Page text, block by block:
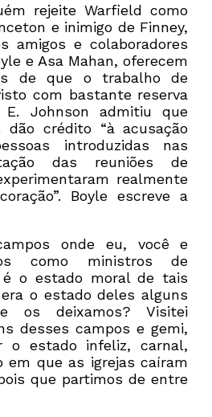
rejeite Warfield como
e inimigo de Finney,
amigos e colaboradores
e Asa Mahan, oferecem
de que o trabalho de
com bastante reserva
Johnson admitiu que
dão crédito “à acusação
introduzidas nas
das reuniões de
realmente
Boyle escreve a
onde eu, você e
como ministros de
o estado moral de tais
o estado deles alguns
os deixamos? Visitei
desses campos e gemi,
o estado infeliz, carnal,
em que as igrejas caíram
que partimos de entre